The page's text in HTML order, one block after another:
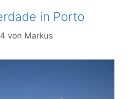
in Porto
von Markus